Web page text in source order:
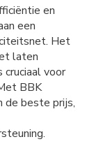
en
een
Het
laten
voor
BBK
de beste prijs,